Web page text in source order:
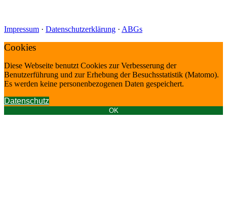
Impressum · Datenschutzerklärung · ABGs
Cookies
Diese Webseite benutzt Cookies zur Verbesserung der
Benutzerführung und zur Erhebung der Besuchsstatistik (Matomo).
Es werden keine personenbezogenen Daten gespeichert.
Datenschutz
OK